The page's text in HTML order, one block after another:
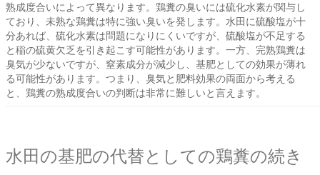
熟成度合いによって異なります。鶏糞の臭いには硫化水素が関与し
ており、未熟な鶏糞は特に強い臭いを発します。水田に硫酸塩が十
分あれば、硫化水素は問題になりにくいですが、硫酸塩が不足する
と稲の硫黄欠乏を引き起こす可能性があります。一方、完熟鶏糞は
臭気が少ないですが、窒素成分が減少し、基肥としての効果が薄れ
る可能性があります。つまり、臭気と肥料効果の両面から考える
と、鶏糞の熟成度合いの判断は非常に難しいと言えます。
水田の基肥の代替としての鶏糞の続き